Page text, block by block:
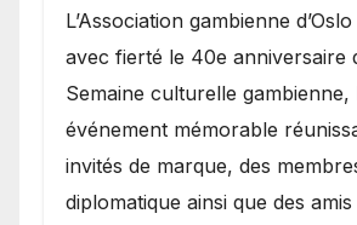
​L’Association gambienne
avec fierté le 40e anniversaire
Semaine culturelle gambienne,
événement mémorable
invités de marque, des
diplomatique ainsi que des